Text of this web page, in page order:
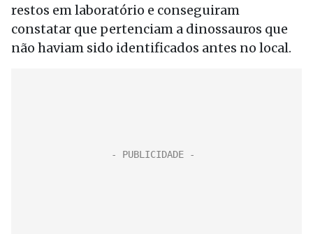
restos em laboratório e conseguiram
constatar que pertenciam a dinossauros que
não haviam sido identificados antes no local.